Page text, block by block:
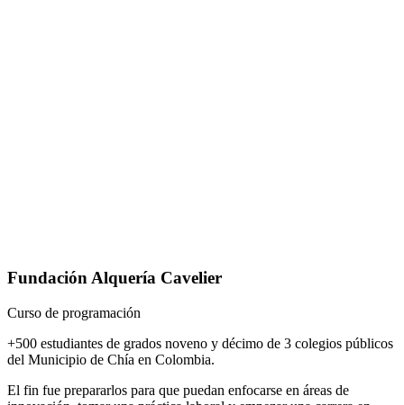
Fundación Alquería Cavelier
Curso de programación
+500 estudiantes de grados noveno y décimo de 3 colegios públicos
del Municipio de Chía en Colombia.
El fin fue prepararlos para que puedan enfocarse en áreas de